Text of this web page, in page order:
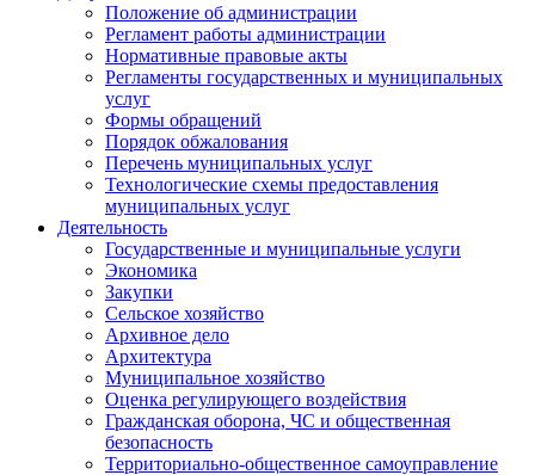
Положение об администрации
Регламент работы администрации
Нормативные правовые акты
Регламенты государственных и муниципальных
услуг
Формы обращений
Порядок обжалования
Перечень муниципальных услуг
Технологические схемы предоставления
муниципальных услуг
Деятельность
Государственные и муниципальные услуги
Экономика
Закупки
Сельское хозяйство
Архивное дело
Архитектура
Муниципальное хозяйство
Оценка регулирующего воздействия
Гражданская оборона, ЧС и общественная
безопасность
Территориально-общественное самоуправление